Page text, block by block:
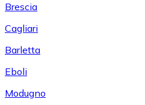
Brescia
Cagliari
Barletta
Eboli
Modugno